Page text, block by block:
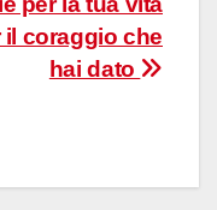
il coraggio che
hai dato